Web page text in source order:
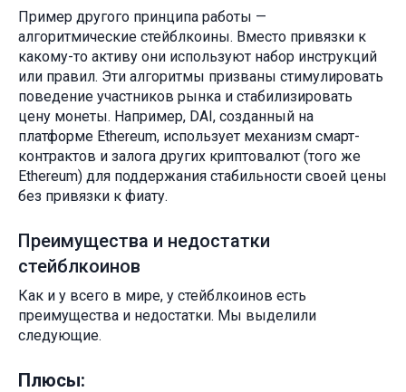
Пример другого принципа работы —
алгоритмические стейблкоины. Вместо привязки к
какому-то активу они используют набор инструкций
или правил. Эти алгоритмы призваны стимулировать
поведение участников рынка и стабилизировать
цену монеты. Например, DAI, созданный на
платформе Ethereum, использует механизм смарт-
контрактов и залога других криптовалют (того же
Ethereum) для поддержания стабильности своей цены
без привязки к фиату.
Преимущества и недостатки
стейблкоинов
Как и у всего в мире, у стейблкоинов есть
преимущества и недостатки. Мы выделили
следующие.
Плюсы: